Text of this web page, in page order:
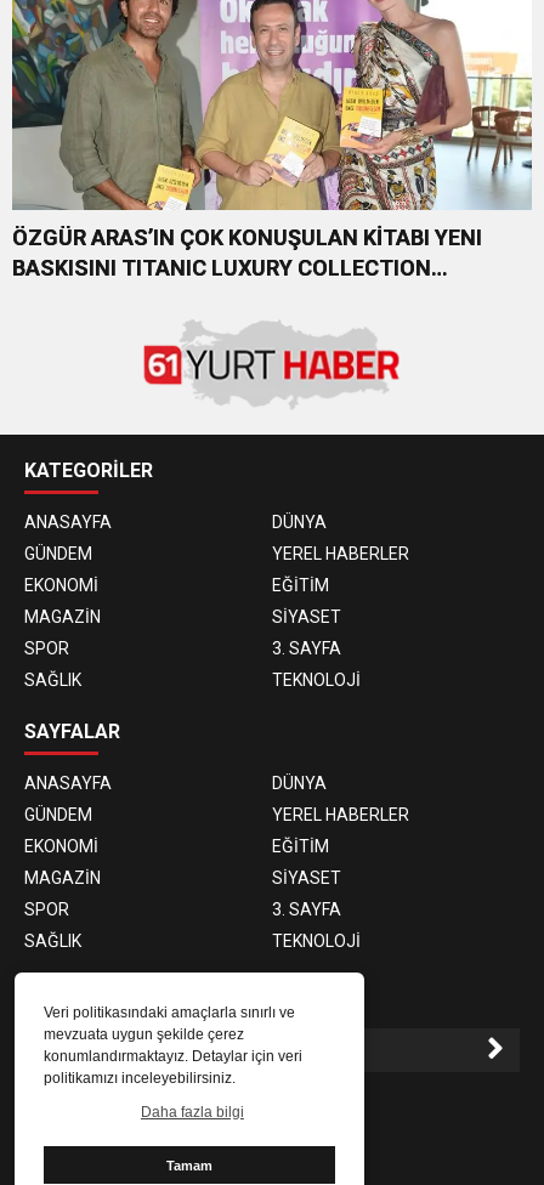
Veri politikasındaki amaçlarla sınırlı ve
mevzuata uygun şekilde çerez
konumlandırmaktayız. Detaylar için veri
politikamızı inceleyebilirsiniz.
Daha fazla bilgi
Tamam
ÖZGÜR ARAS’IN ÇOK KONUŞULAN KİTABI YENI
BASKISINI TITANIC LUXURY COLLECTION
KATEGORİLER
ANASAYFA
DÜNYA
GÜNDEM
YEREL HABERLER
EKONOMİ
EĞİTİM
MAGAZİN
SİYASET
SPOR
3. SAYFA
SAĞLIK
TEKNOLOJİ
SAYFALAR
ANASAYFA
DÜNYA
GÜNDEM
YEREL HABERLER
EKONOMİ
EĞİTİM
MAGAZİN
SİYASET
SPOR
3. SAYFA
SAĞLIK
TEKNOLOJİ